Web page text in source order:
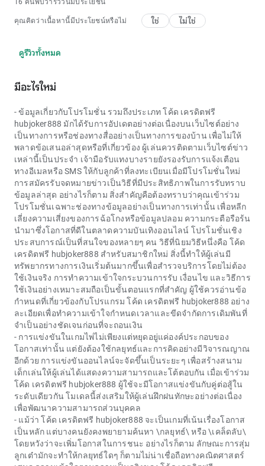
16 คนพบว่ารีวิวนี้มีประโยชน์
คุณคิดว่าเนื้อหานี้มีประโยชน์หรือไม่ ใช่ ไม่ใช่
ดูรีวิวทั้งหมด
มีอะไรใหม่
- ข้อมูลเกี่ยวกับโปรโมชั่น รวมถึงประเภทโค้ด เครดิตฟรี
hubjoker888 มักได้รับการอัปเดตอย่างต่อเนื่องบนเว็บไซต์อย่าง
เป็นทางการหรือช่องทางสื่ออย่างเป็นทางการของบ้าน เพื่อไม่ให้
พลาดข้อเสนอล่าสุดหรือที่เกี่ยวข้อง ผู้เล่นควรติดตามเว็บไซต์ข่าว
เหล่านี้เป็นประจำ เจ้ามือรับแทงบางรายยังรองรับการแจ้งเตือน
ทางอีเมลหรือ SMS ให้กับลูกค้าที่ลงทะเบียนเมื่อมีโปรโมชั่นใหม่
การสมัครรับจดหมายข่าวเป็นวิธีที่มีประสิทธิภาพในการรับทราบ
ข้อมูลล่าสุด อย่างไรก็ตาม สิ่งสำคัญคือต้องทราบว่าคุณเข้าร่วม
โปรโมชั่นเฉพาะช่องทางข้อมูลอย่างเป็นทางการเท่านั้น เพื่อหลีก
เลี่ยงความเสี่ยงของการฉ้อโกงหรือข้อมูลปลอม ความกระตือรือร้น
นำมาซึ่งโอกาสที่ดีในตลาดความบันเทิงออนไลน์ โปรโมชั่นเชิง
ประสบการณ์เป็นที่สนใจของหลายๆ คน วิธีที่นิยมวิธีหนึ่งคือ โค้ด
เครดิตฟรี hubjoker888 สำหรับสมาชิกใหม่ สิ่งนี้ทำให้ผู้เล่นมี
ทรัพยากรทางการเงินเริ่มต้นมากขึ้นเพื่อสำรวจบริการโดยไม่ต้อง
ใช้เงินจริง การทำความเข้าใจกระบวนการรับ เงื่อนไข และวิธีการ
ใช้เงินอย่างเหมาะสมถือเป็นขั้นตอนแรกที่สำคัญ ผู้ใช้ควรอ่านข้อ
กำหนดที่เกี่ยวข้องกับโปรแกรมโค้ด เครดิตฟรี hubjoker888 อย่าง
ละเอียดเพื่อทำความเข้าใจกำหนดเวลาและขีดจำกัดการเดิมพันที่
จำเป็นอย่างชัดเจนก่อนที่จะถอนเงิน
- การแข่งขันในเกมไพ่ไม่เพียงแต่หยุดอยู่แค่องค์ประกอบของ
โอกาสเท่านั้น แต่ยังต้องใช้กลยุทธ์และการคิดอย่างมีวิจารณญาณ
อีกด้วย การแข่งขันออนไลน์จะจัดขึ้นเป็นระยะๆ เพื่อสร้างสนาม
เด็กเล่นให้ผู้เล่นได้แสดงความสามารถและโต้ตอบกัน เมื่อเข้าร่วม
โค้ด เครดิตฟรี hubjoker888 ผู้ใช้จะมีโอกาสแข่งขันกับคู่ต่อสู้ใน
ระดับเดียวกัน โมเดลนี้ส่งเสริมให้ผู้เล่นฝึกฝนทักษะอย่างต่อเนื่อง
เพื่อพัฒนาความสามารถส่วนบุคคล
- แม้ว่าโค้ด เครดิตฟรี hubjoker888 จะเป็นเกมที่เน้นเรื่องโอกาส
เป็นหลัก แต่บางคนยังคงพยายามค้นหา \กลยุทธ์\ หรือ \เคล็ดลับ\
โดยหวังว่าจะเพิ่มโอกาสในการชนะ อย่างไรก็ตาม ลักษณะการสุ่ม
ลูกเต๋ามักจะทำให้กลยุทธ์ใดๆ ก็ตามไม่น่าเชื่อถือทางคณิตศาสตร์